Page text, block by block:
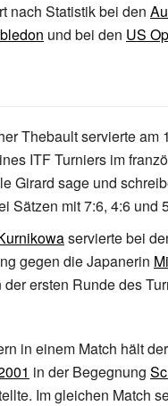
nach Statistik bei den
und bei den US
Thebault servierte am
ITF Turniers im
Girard sage und
Sätzen mit 7:6, 4:6 und
servierte bei
gegen die Japanerin
ersten Runde des
in einem Match hält
in der Begegnung
Im gleichen Match